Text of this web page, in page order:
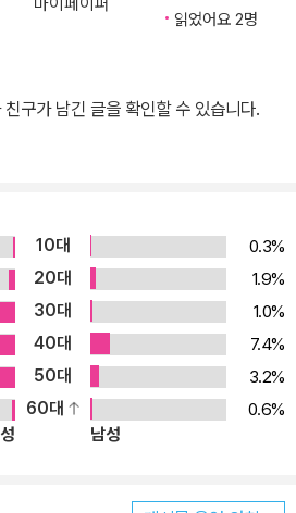
며 기상천외한 반전이 돋보이는 등 대중
건, 인간에 대한 근원적인 사색과 물음,
들이 처음부터 원작을 접하기에는 부담
에서 5대 희극만을 실었다. 『셰익스피어
피어의 대표작 20편을 선정해 아이들이
지만 원작이 지닌 고유의 매력을 오롯
덕분에 『셰익스피어 5대 희극』은 본연
고 있어 아이들뿐만 아니라 청소년 및
어 입문서가 될 수 있다. 특히 보물창고
4대 비극』과 곧 출간될 『로미오와 줄리
피어의 문학 세계를 마련하고 있어 더욱
터 데버렐 등 8명의 세계적인 화가들이
읽었어요 2명
구가 남긴 글을 확인할 수 있습니다.
10대
0.3%
20대
1.9%
30대
1.0%
40대
7.4%
50대
3.2%
60대
0.6%
남성